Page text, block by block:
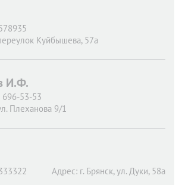
Куйбышева, 57а
И.Ф.
696-53-53
Плеханова 9/1
Адрес: г. Брянск, ул. Дуки, 58а